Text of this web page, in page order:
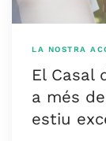
LA NOSTRA
El Casal
a més
estiu